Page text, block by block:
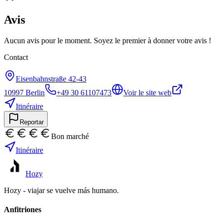
Avis
Aucun avis pour le moment. Soyez le premier à donner votre avis !
Contact
Eisenbahnstraße 42-43
10997 Berlin +49 30 61107473
Voir le site web
Itinéraire
Reportar
Bon marché
Itinéraire
Hozy
Hozy - viajar se vuelve más humano.
Anfitriones